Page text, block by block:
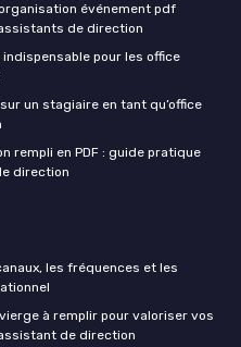
événement pdf
de direction
indispensable pour les office
un stagiaire en tant qu’office
rempli en PDF : guide pratique
direction
les fréquences et les
à remplir pour valoriser vos
de direction